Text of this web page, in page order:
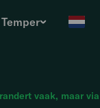
vaak, maar